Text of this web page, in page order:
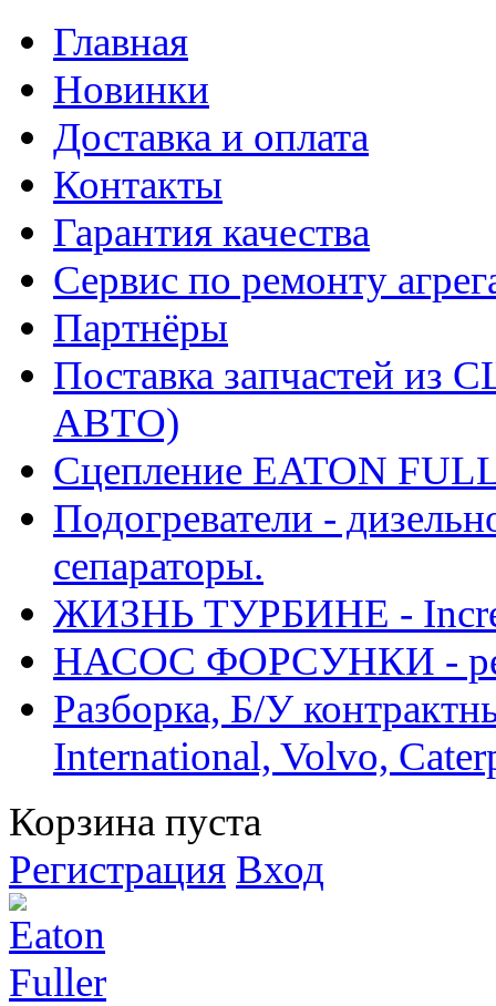
Главная
Новинки
Доставка и оплата
Контакты
Гарантия качества
Сервис по ремонту
Партнёры
Поставка запчастей
АВТО)
Сцепление EATON
Подогреватели -
сепараторы.
ЖИЗНЬ ТУРБИНЕ -
НАСОС ФОРСУНКИ -
Разборка, Б/У
International, Volvo,
Корзина пуста
Регистрация Вход